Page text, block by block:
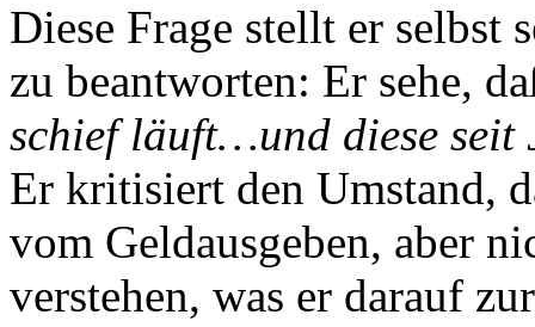
Diese Frage stellt er selbst
zu beantworten: Er sehe,
schief läuft…und diese seit
Er kritisiert den Umstand,
vom Geldausgeben, aber
verstehen, was er darauf